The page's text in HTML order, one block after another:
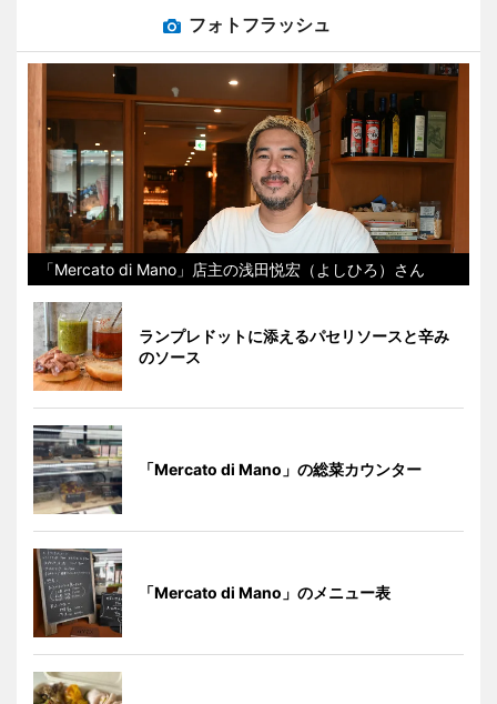
フォトフラッシュ
「Mercato di Mano」店主の浅田悦宏（よしひろ）さん
ランプレドットに添えるパセリソースと辛み
のソース
「Mercato di Mano」の総菜カウンター
「Mercato di Mano」のメニュー表